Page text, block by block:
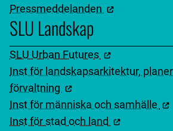
Pressmeddelanden
SLU Landskap
SLU Urban Futures
Inst för landskapsarkitektur,
förvaltning
Inst för människa och samhälle
Inst för stad och land